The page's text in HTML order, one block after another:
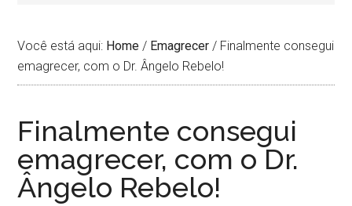
Você está aqui: Home / Emagrecer / Finalmente consegui
emagrecer, com o Dr. Ângelo Rebelo!
Finalmente consegui
emagrecer, com o Dr.
Ângelo Rebelo!